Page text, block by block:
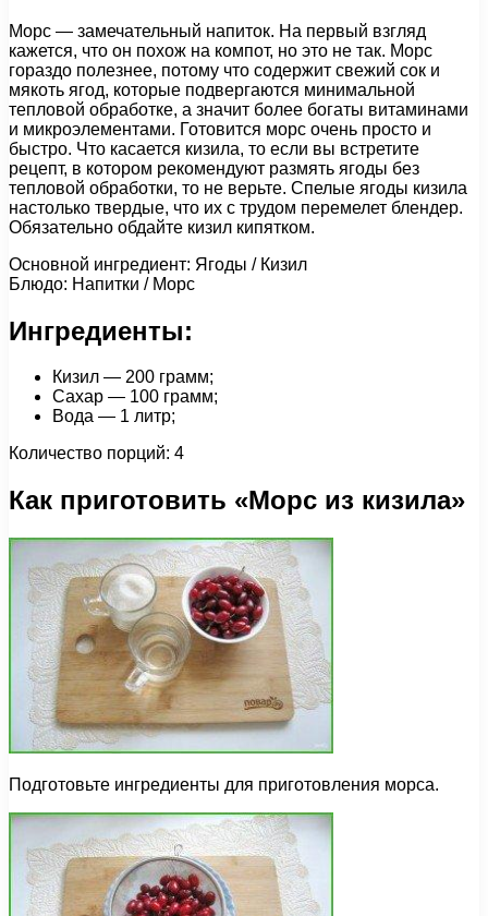
Морс — замечательный напиток. На первый взгляд
кажется, что он похож на компот, но это не так. Морс
гораздо полезнее, потому что содержит свежий сок и
мякоть ягод, которые подвергаются минимальной
тепловой обработке, а значит более богаты витаминами
и микроэлементами. Готовится морс очень просто и
быстро. Что касается кизила, то если вы встретите
рецепт, в котором рекомендуют размять ягоды без
тепловой обработки, то не верьте. Спелые ягоды кизила
настолько твердые, что их с трудом перемелет блендер.
Обязательно обдайте кизил кипятком.
Основной ингредиент: Ягоды / Кизил
Блюдо: Напитки / Морс
Ингредиенты:
Кизил — 200 грамм;
Сахар — 100 грамм;
Вода — 1 литр;
Количество порций: 4
Как приготовить «Морс из кизила»
Подготовьте ингредиенты для приготовления морса.